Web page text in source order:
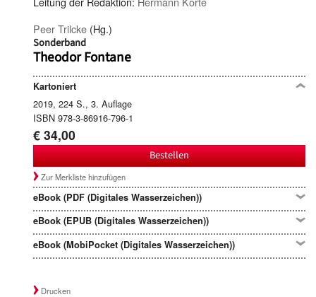
Peer Trilcke (Hg.)
Sonderband
Theodor Fontane
Kartoniert
2019, 224 S., 3. Auflage
ISBN 978-3-86916-796-1
€ 34,00
Bestellen
Zur Merkliste hinzufügen
eBook (PDF (Digitales Wasserzeichen))
eBook (EPUB (Digitales Wasserzeichen))
eBook (MobiPocket (Digitales Wasserzeichen))
Drucken